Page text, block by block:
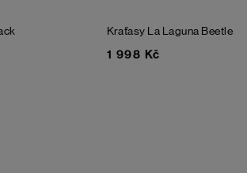
Kraťasy La Laguna Beetle
1 998 Kč